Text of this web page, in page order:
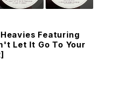
Featuring
Let It Go To Your